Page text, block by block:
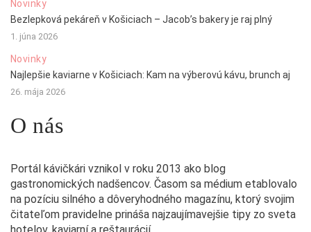
Novinky
Bezlepková pekáreň v Košiciach – Jacob’s bakery je raj plný
1. júna 2026
Novinky
Najlepšie kaviarne v Košiciach: Kam na výberovú kávu, brunch aj
26. mája 2026
O nás
Portál kávičkári vznikol v roku 2013 ako blog
gastronomických nadšencov. Časom sa médium etablovalo
na pozíciu silného a dôveryhodného magazínu, ktorý svojim
čitateľom pravidelne prináša najzaujímavejšie tipy zo sveta